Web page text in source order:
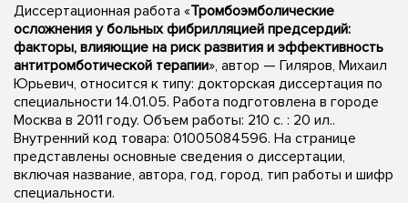
Диссертационная работа «Тромбоэмболические
осложнения у больных фибрилляцией предсердий:
факторы, влияющие на риск развития и эффективность
антитромботической терапии», автор — Гиляров, Михаил
Юрьевич, относится к типу: докторская диссертация по
специальности 14.01.05. Работа подготовлена в городе
Москва в 2011 году. Объем работы: 210 с. : 20 ил..
Внутренний код товара: 01005084596. На странице
представлены основные сведения о диссертации,
включая название, автора, год, город, тип работы и шифр
специальности.